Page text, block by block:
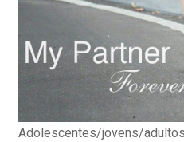
Adolescentes/jovens/